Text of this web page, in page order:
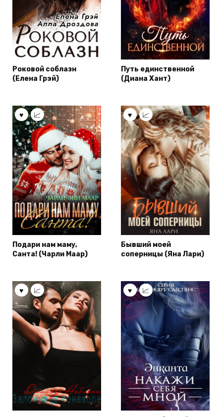
Роковой соблазн
(Елена Грэй)
Путь единственной
(Диана Хант)
Подари нам маму,
Санта! (Чарли Маар)
Бывший моей
соперницы (Яна Лари)